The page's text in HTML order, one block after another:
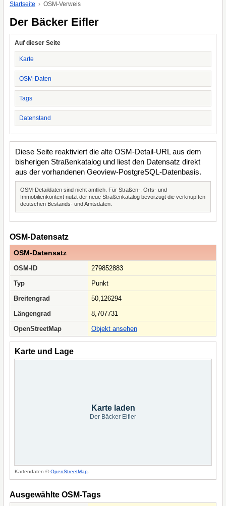
Startseite OSM-Verweis
Der Bäcker Eifler
Auf dieser Seite
Karte
OSM-Daten
Tags
Datenstand
Diese Seite reaktiviert die alte OSM-Detail-URL aus dem
bisherigen Straßenkatalog und liest den Datensatz direkt
aus der vorhandenen Geoview-PostgreSQL-Datenbasis.
OSM-Detaildaten sind nicht amtlich. Für Straßen-, Orts- und
Immobilienkontext nutzt der neue Straßenkatalog bevorzugt die verknüpften
deutschen Bestands- und Amtsdaten.
OSM-Datensatz
OSM-Datensatz
OSM-ID
279852883
Typ
Punkt
Breitengrad
50,126294
Längengrad
8,707731
OpenStreetMap
Objekt ansehen
Karte und Lage
Karte laden
Der Bäcker Eifler
Kartendaten ©OpenStreetMap
Ausgewählte OSM-Tags